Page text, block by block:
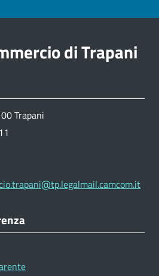
di Trapani
Trapani